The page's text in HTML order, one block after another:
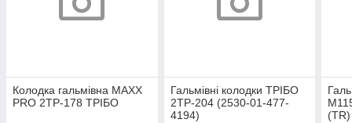
Колодка гальмівна MAXX
PRO 2ТР-178 ТРІБО
Гальмівні колодки ТРІБО
2ТР-204 (2530-01-477-
4194)
(TR)